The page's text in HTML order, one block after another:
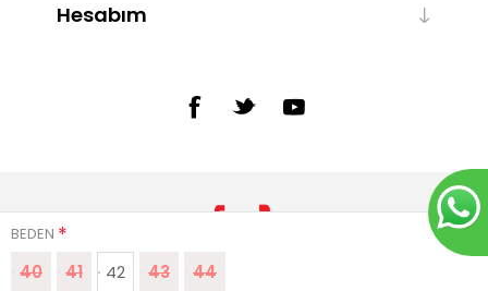
BEDEN *
40 41 42 43 44
Hesabım